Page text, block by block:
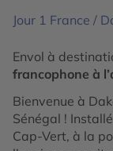
Jour 1 France /
Envol à
francophone à
Bienvenue à
Sénégal !
Cap-Vert, à la